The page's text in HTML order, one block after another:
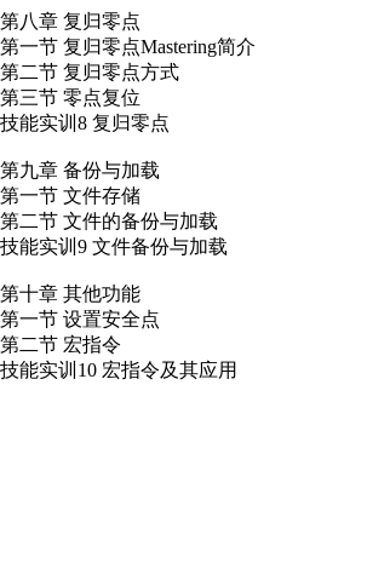
第八章 复归零点
第一节 复归零点Mastering简介
第二节 复归零点方式
第三节 零点复位
技能实训8 复归零点
第九章 备份与加载
第一节 文件存储
第二节 文件的备份与加载
技能实训9 文件备份与加载
第十章 其他功能
第一节 设置安全点
第二节 宏指令
技能实训10 宏指令及其应用